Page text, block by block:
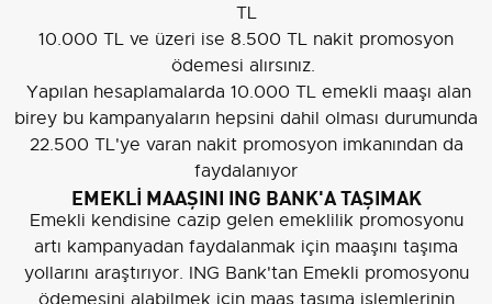
TL
10.000 TL ve üzeri ise 8.500 TL nakit promosyon
ödemesi alırsınız.
Yapılan hesaplamalarda 10.000 TL emekli maaşı alan
birey bu kampanyaların hepsini dahil olması durumunda
22.500 TL'ye varan nakit promosyon imkanından da
faydalanıyor
EMEKLİ MAAŞINI ING BANK'A TAŞIMAK
Emekli kendisine cazip gelen emeklilik promosyonu
artı kampanyadan faydalanmak için maaşını taşıma
yollarını araştırıyor. ING Bank'tan Emekli promosyonu